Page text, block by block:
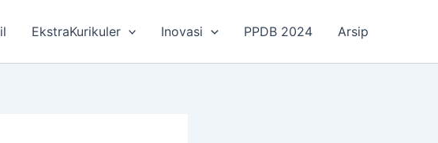
EkstraKurikuler Inovasi PPDB 2024 Arsip